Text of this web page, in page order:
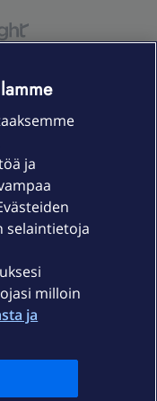
ja
selaintietoja
milloin
ja